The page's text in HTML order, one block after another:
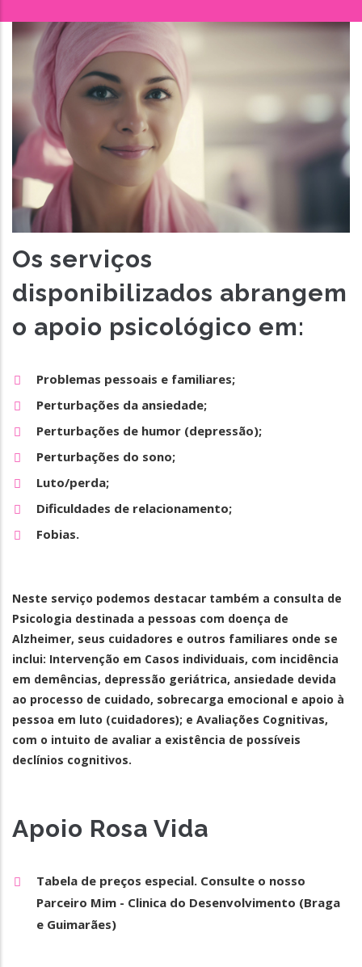
Os serviços
disponibilizados abrangem
o apoio psicológico em:
Problemas pessoais e familiares;
Perturbações da ansiedade;
Perturbações de humor (depressão);
Perturbações do sono;
Luto/perda;
Dificuldades de relacionamento;
Fobias.
Neste serviço podemos destacar também a consulta de
Psicologia destinada a pessoas com doença de
Alzheimer, seus cuidadores e outros familiares onde se
inclui: Intervenção em Casos individuais, com incidência
em demências, depressão geriátrica, ansiedade devida
ao processo de cuidado, sobrecarga emocional e apoio à
pessoa em luto (cuidadores); e Avaliações Cognitivas,
com o intuito de avaliar a existência de possíveis
declínios cognitivos.
Apoio Rosa Vida
Tabela de preços especial. Consulte o nosso
Parceiro Mim - Clinica do Desenvolvimento (Braga
e Guimarães)